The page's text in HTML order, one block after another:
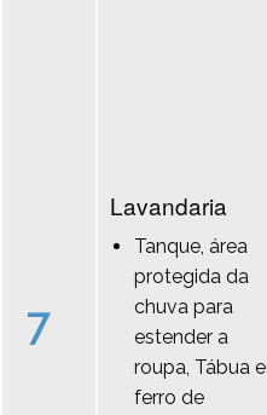
7
Lavandaria
Tanque, área
protegida da
chuva para
estender a
roupa, Tábua e
ferro de